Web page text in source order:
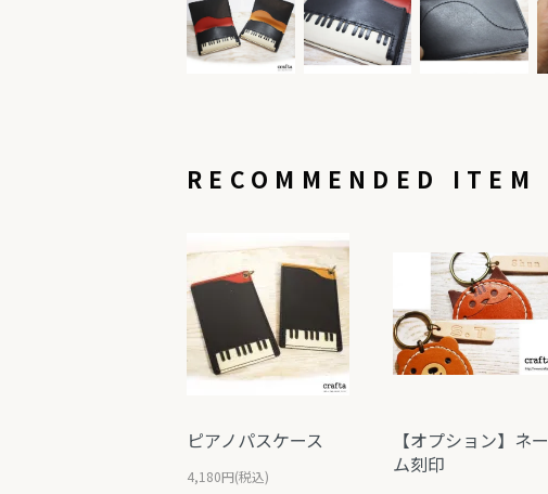
RECOMMENDED ITEM
ピアノパスケース
4,180円(税込)
【オプション】ネー
ム刻印